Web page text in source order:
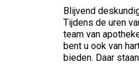
Blijvend
Tijdens de uren
team van
bent u ook van
bieden. Daar